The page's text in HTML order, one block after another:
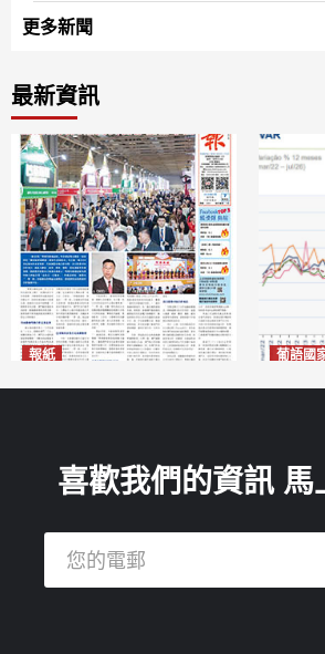
更多新聞
最新資訊
報紙 葡語國
喜歡我們的資訊 馬